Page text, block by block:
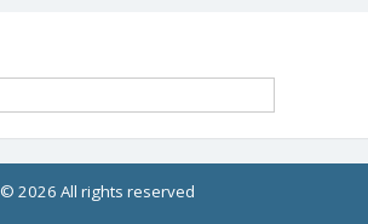
© 2026 All rights reserved